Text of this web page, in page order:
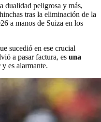
dualidad peligrosa y más,
tras la eliminación de la
a manos de Suiza en los
sucedió en ese crucial
a pasar factura, es una
y es alarmante.